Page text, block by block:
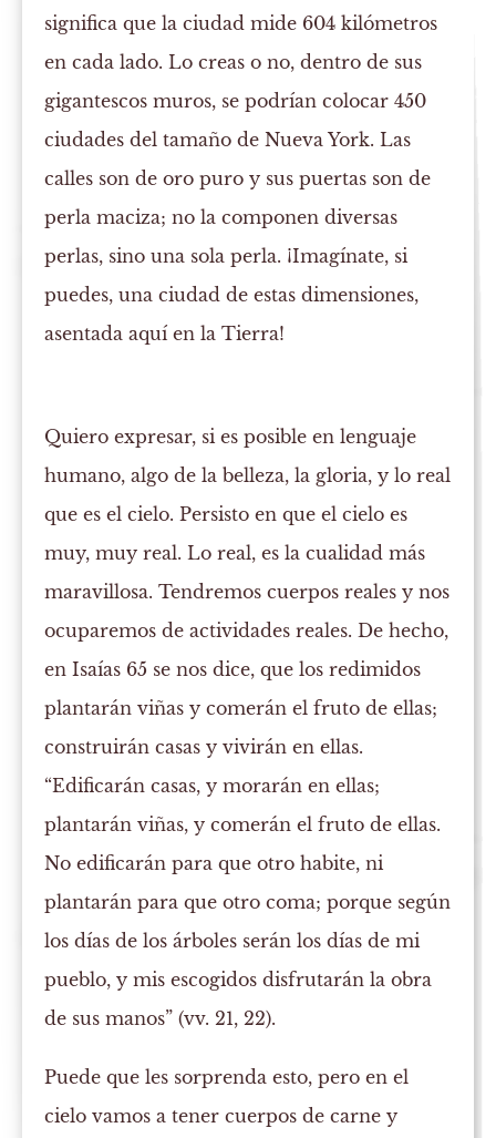
significa que la ciudad mide 604 kilómetros
en cada lado. Lo creas o no, dentro de sus
gigantescos muros, se podrían colocar 450
ciudades del tamaño de Nueva York. Las
calles son de oro puro y sus puertas son de
perla maciza; no la componen diversas
perlas, sino una sola perla. ¡Imagínate, si
puedes, una ciudad de estas dimensiones,
asentada aquí en la Tierra!
Quiero expresar, si es posible en lenguaje
humano, algo de la belleza, la gloria, y lo real
que es el cielo. Persisto en que el cielo es
muy, muy real. Lo real, es la cualidad más
maravillosa. Tendremos cuerpos reales y nos
ocuparemos de actividades reales. De hecho,
en Isaías 65 se nos dice, que los redimidos
plantarán viñas y comerán el fruto de ellas;
construirán casas y vivirán en ellas.
“Edificarán casas, y morarán en ellas;
plantarán viñas, y comerán el fruto de ellas.
No edificarán para que otro habite, ni
plantarán para que otro coma; porque según
los días de los árboles serán los días de mi
pueblo, y mis escogidos disfrutarán la obra
de sus manos” (vv. 21, 22).
Puede que les sorprenda esto, pero en el
cielo vamos a tener cuerpos de carne y